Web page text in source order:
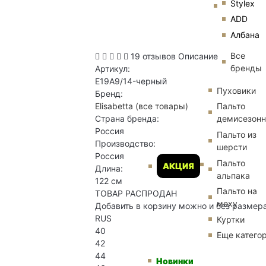
Stylex
ADD
Албана
Все
бренды
АКЦИЯ
Пуховики
Пальто
Пальто из
шерсти
Пальто
альпака
Пальто на
меху
Куртки
Еще
Новинки
19 отзывов Описание
Артикул:
E19A9/14-черный
Бренд:
Elisabetta (все товары)
Страна бренда:
Россия
Производство:
Россия
Длина:
122 см
ТОВАР РАСПРОДАН
Добавить в корзину можно и без
RUS
40
42
44